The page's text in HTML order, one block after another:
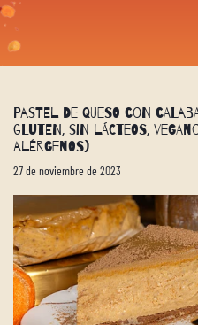
Pastel de queso con
gluten, sin lácteos,
alérgenos)
27 de noviembre de 2023